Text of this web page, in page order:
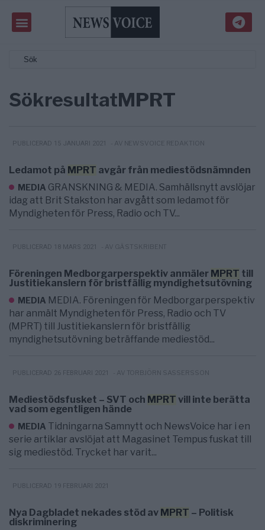
SökresultatMPRT
PUBLICERAD 15 JANUARI 2021 - AV NEWSVOICE REDAKTION
Ledamot på MPRT avgår från mediestödsnämnden
MEDIA GRANSKNING & MEDIA. Samhällsnytt avslöjar
idag att Brit Stakston har avgått som ledamot för
Myndigheten för Press, Radio och TV...
PUBLICERAD 18 MARS 2021 - AV GÄSTSKRIBENT
Föreningen Medborgarperspektiv anmäler MPRT till
Justitiekanslern för bristfällig myndighetsutövning
MEDIA MEDIA. Föreningen för Medborgarperspektiv
har anmält Myndigheten för Press, Radio och TV
(MPRT) till Justitiekanslern för bristfällig
myndighetsutövning beträffande mediestöd...
PUBLICERAD 26 FEBRUARI 2021 - AV TORBJÖRN SASSERSSON
Mediestödsfusket – SVT och MPRT vill inte berätta
vad som egentligen hände
MEDIA Tidningarna Samnytt och NewsVoice har i en
serie artiklar avslöjat att Magasinet Tempus fuskat till
sig mediestöd. Trycket har varit...
PUBLICERAD 19 FEBRUARI 2021
Nya Dagbladet nekades stöd av MPRT – Politisk
diskriminering